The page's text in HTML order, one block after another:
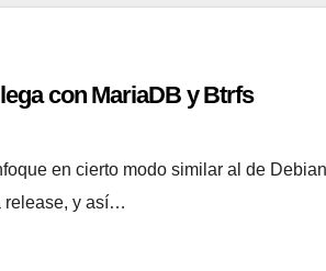
con MariaDB y Btrfs
en cierto modo similar al de
release, y así…